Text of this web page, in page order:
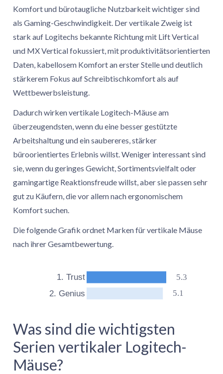
Komfort und bürotaugliche Nutzbarkeit wichtiger sind
als Gaming-Geschwindigkeit. Der vertikale Zweig ist
stark auf Logitechs bekannte Richtung mit Lift Vertical
und MX Vertical fokussiert, mit produktivitätsorientierten
Daten, kabellosem Komfort an erster Stelle und deutlich
stärkerem Fokus auf Schreibtischkomfort als auf
Wettbewerbsleistung.
Dadurch wirken vertikale Logitech-Mäuse am
überzeugendsten, wenn du eine besser gestützte
Arbeitshaltung und ein saubereres, stärker
büroorientiertes Erlebnis willst. Weniger interessant sind
sie, wenn du geringes Gewicht, Sortimentsvielfalt oder
gamingartige Reaktionsfreude willst, aber sie passen sehr
gut zu Käufern, die vor allem nach ergonomischem
Komfort suchen.
Die folgende Grafik ordnet Marken für vertikale Mäuse
nach ihrer Gesamtbewertung.
1. Trust
2. Genius
5.3
5.1
Was sind die wichtigsten
Serien vertikaler Logitech-
Mäuse?